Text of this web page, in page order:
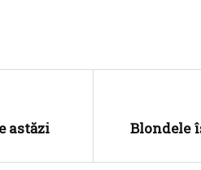
astăzi Blondele